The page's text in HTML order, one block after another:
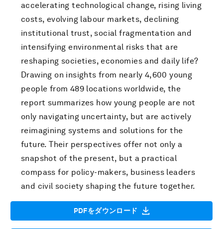
accelerating technological change, rising living
costs, evolving labour markets, declining
institutional trust, social fragmentation and
intensifying environmental risks that are
reshaping societies, economies and daily life?
Drawing on insights from nearly 4,600 young
people from 489 locations worldwide, the
report summarizes how young people are not
only navigating uncertainty, but are actively
reimagining systems and solutions for the
future. Their perspectives offer not only a
snapshot of the present, but a practical
compass for policy-makers, business leaders
and civil society shaping the future together.
PDFをダウンロード